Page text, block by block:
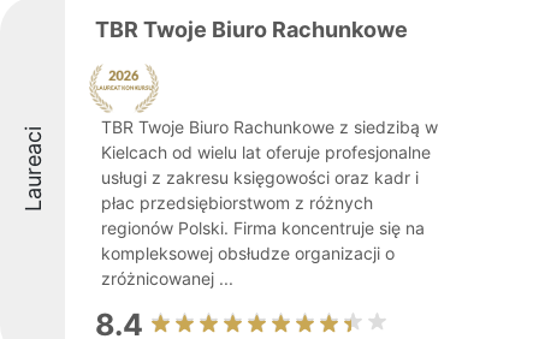
Laureaci
TBR Twoje Biuro Rachunkowe
TBR Twoje Biuro Rachunkowe z siedzibą w
Kielcach od wielu lat oferuje profesjonalne
usługi z zakresu księgowości oraz kadr i
płac przedsiębiorstwom z różnych
regionów Polski. Firma koncentruje się na
kompleksowej obsłudze organizacji o
zróżnicowanej ...
8.4